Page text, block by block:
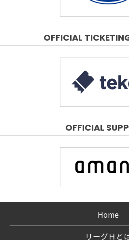
OFFICIAL
OFFICIAL
Home
リーグＨと